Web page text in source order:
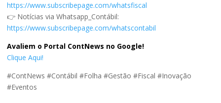
https://www.subscribepage.com/whatsfiscal
👉 Notícias via Whatsapp_Contábil:
https://www.subscribepage.com/whatscontabil
Avaliem o Portal ContNews no Google!
Clique Aqui!
#ContNews #Contábil #Folha #Gestão #Fiscal #Inovação
#Eventos